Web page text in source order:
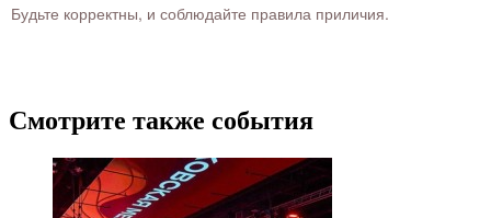
Будьте корректны, и соблюдайте правила приличия.
Смотрите также события